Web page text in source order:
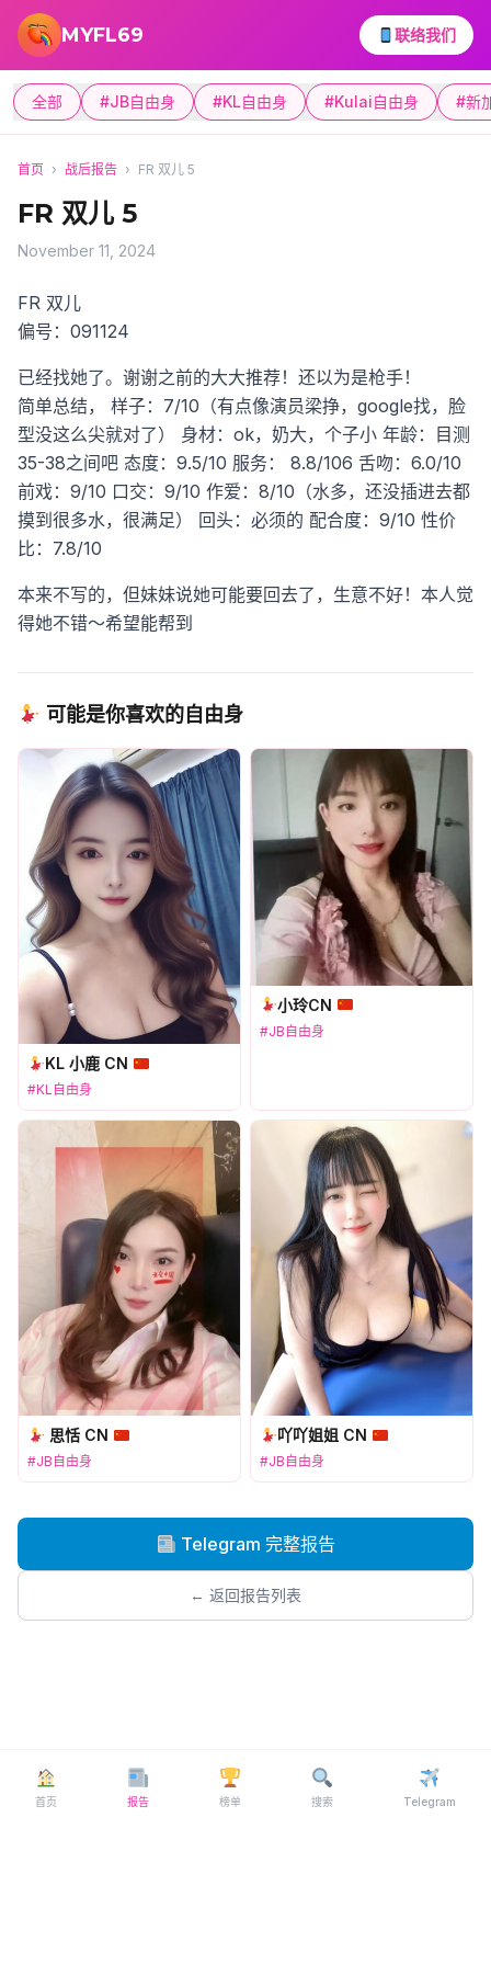
跳转到主要内容
MYFL69 联络我们
全部 #JB自由身 #KL自由身 #Kulai自由身 #新
首页 › 战后报告 › FR 双儿 5
FR 双儿 5
November 11, 2024
FR 双儿
偏号：091124
已经找她了。谢谢之前的大大推荐！还以为是枪手！
简单总结，
样子：7/10（有点像演员梁挣，google找，脸
型没这么尖就对了）
身材：ok，奶大，个子小 年龄：目测
35-38之间吧 态度：9.5/10 服务： 8.8/106 舌吻：6.0/10
前戏：9/10 口交：9/10 作爱：8/10（水多，还没插进去都
摸到很多水，很满足）
回头：必须的 配合度：9/10 性价
比：7.8/10
本来不写的，但妹妹说她可能要回去了，生意不好！本人觉
得她不错～希望能帮到
可能是你喜欢的自由身
KL 小鹿 CN
#KL自由身
小玲CN
#JB自由身
思恬 CN
#JB自由身
吖吖姐姐 CN
#JB自由身
Telegram 完整报告
← 返回报告列表
首页 报告 榜单 搜索 Telegram